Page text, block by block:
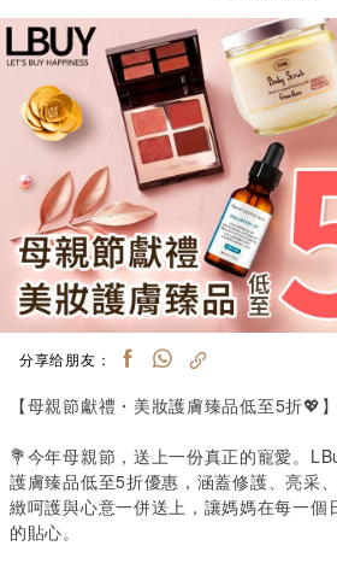
分享给朋友：
【母親節獻禮・美妝護膚臻品低至5折💖】
💐今年母親節，送上一份真正的寵愛。
護膚臻品低至5折優惠，涵蓋修護、亮采
緻呵護與心意一併送上，讓媽媽在每一個
的貼心。